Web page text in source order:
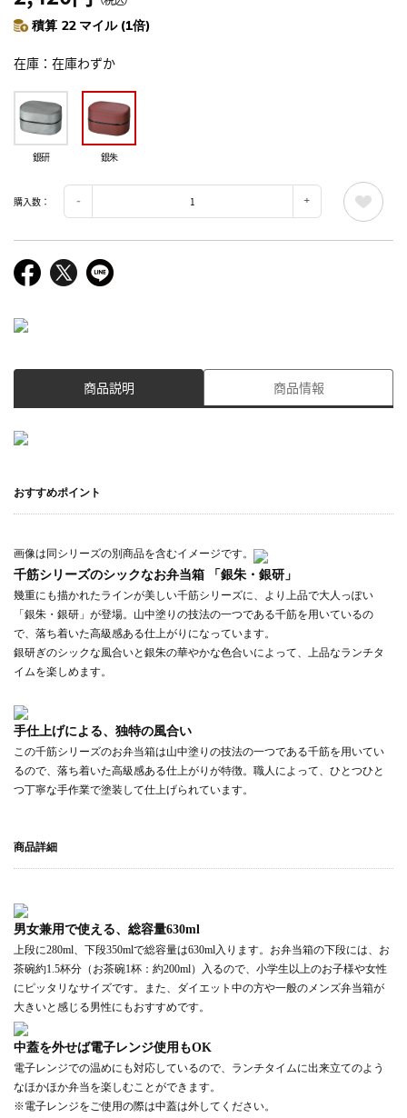
積算 22 マイル (1倍)
在庫 在庫わずか
銀研 銀朱
購入数：
商品説明 商品情報
おすすめポイント
画像は同シリーズの別商品を含むイメージです。
千筋シリーズのシックなお弁当箱 「銀朱・銀研」
幾重にも描かれたラインが美しい千筋シリーズに、より上品で大人っぽい
「銀朱・銀研」が登場。山中塗りの技法の一つである千筋を用いているの
で、落ち着いた高級感ある仕上がりになっています。
銀研ぎのシックな風合いと銀朱の華やかな色合いによって、上品なランチタ
イムを楽しめます。
手仕上げによる、独特の風合い
この千筋シリーズのお弁当箱は山中塗りの技法の一つである千筋を用いてい
るので、落ち着いた高級感ある仕上がりが特徴。職人によって、ひとつひと
つ丁寧な手作業で塗装して仕上げられています。
商品詳細
男女兼用で使える、総容量630ml
上段に280ml、下段350mlで総容量は630ml入ります。お弁当箱の下段には、お
茶碗約1.5杯分（お茶碗1杯：約200ml）入るので、小学生以上のお子様や女性
にピッタリなサイズです。また、ダイエット中の方や一般のメンズ弁当箱が
大きいと感じる男性にもおすすめです。
中蓋を外せば電子レンジ使用もOK
電子レンジでの温めにも対応しているので、ランチタイムに出来立てのよう
なほかほか弁当を楽しむことができます。
※電子レンジをご使用の際は中蓋は外してください。